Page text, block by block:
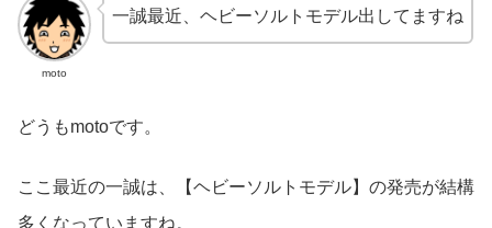
moto
一誠最近、ヘビーソルトモデル出してますね
どうもmotoです。
ここ最近の一誠は、【ヘビーソルトモデル】の発売が結構
多くなっていますね。